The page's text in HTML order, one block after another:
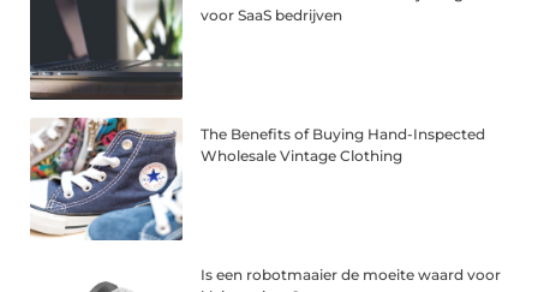
voor SaaS bedrijven
The Benefits of Buying Hand-Inspected
Wholesale Vintage Clothing
Is een robotmaaier de moeite waard voor